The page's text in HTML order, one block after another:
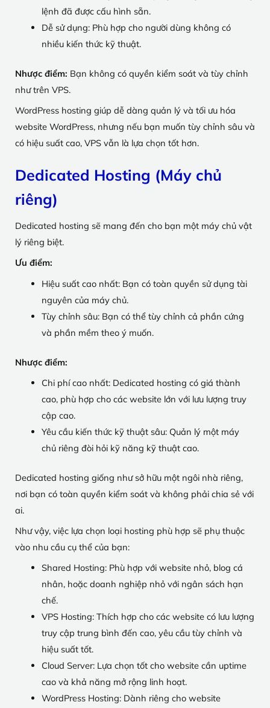
lệnh đã được cấu hình sẵn.
Dễ sử dụng: Phù hợp cho người dùng không có
nhiều kiến thức kỹ thuật.
Nhược điểm: Bạn không có quyền kiểm soát và tùy chỉnh
như trên VPS.
WordPress hosting giúp dễ dàng quản lý và tối ưu hóa
website WordPress, nhưng nếu bạn muốn tùy chỉnh sâu và
có hiệu suất cao, VPS vẫn là lựa chọn tốt hơn.
Dedicated Hosting (Máy chủ
riêng)
Dedicated hosting sẽ mang đến cho bạn một máy chủ vật
lý riêng biệt.
Ưu điểm:
Hiệu suất cao nhất: Bạn có toàn quyền sử dụng tài
nguyên của máy chủ.
Tùy chỉnh sâu: Bạn có thể tùy chỉnh cả phần cứng
và phần mềm theo ý muốn.
Nhược điểm:
Chi phí cao nhất: Dedicated hosting có giá thành
cao, phù hợp cho các website lớn với lưu lượng truy
cập cao.
Yêu cầu kiến thức kỹ thuật sâu: Quản lý một máy
chủ riêng đòi hỏi kỹ năng kỹ thuật cao.
Dedicated hosting giống như sở hữu một ngôi nhà riêng,
nơi bạn có toàn quyền kiểm soát và không phải chia sẻ với
ai.
Như vậy, việc lựa chọn loại hosting phù hợp sẽ phụ thuộc
vào nhu cầu cụ thể của bạn:
Shared Hosting: Phù hợp với website nhỏ, blog cá
nhân, hoặc doanh nghiệp nhỏ với ngân sách hạn
chế.
VPS Hosting: Thích hợp cho các website có lưu lượng
truy cập trung bình đến cao, yêu cầu tùy chỉnh và
hiệu suất tốt.
Cloud Server: Lựa chọn tốt cho website cần uptime
cao và khả năng mở rộng linh hoạt.
WordPress Hosting: Dành riêng cho website